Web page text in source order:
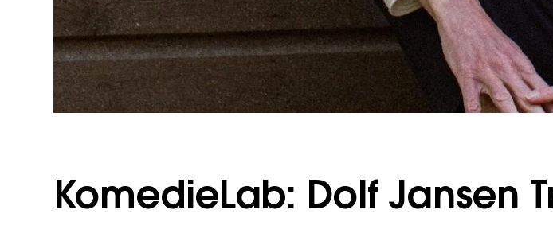
KomedieLab: Dolf Jansen